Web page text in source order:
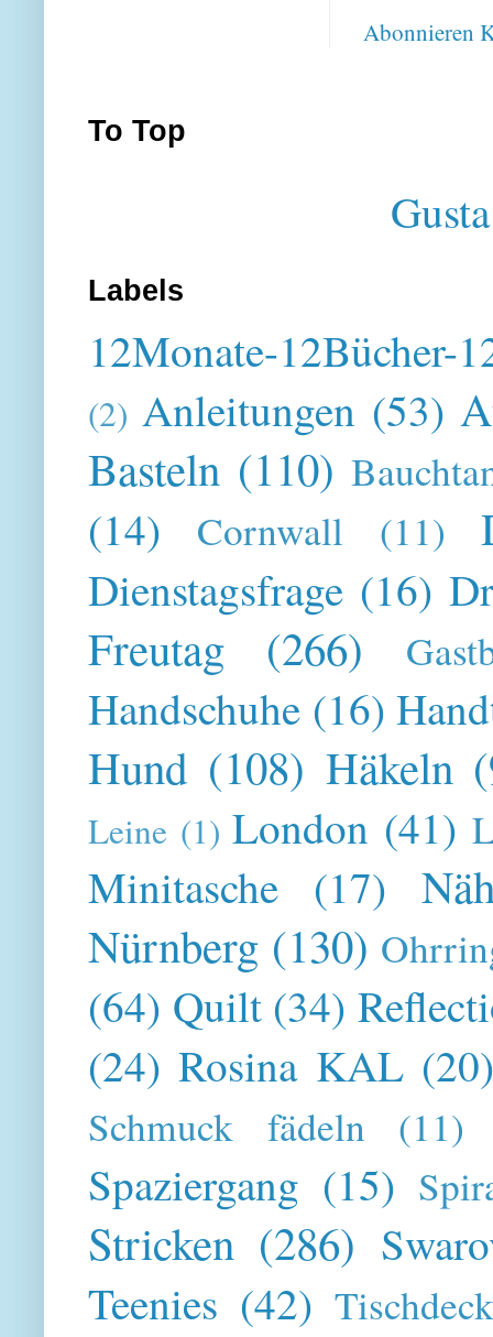
Abonnieren
To Top
Labels
12Monate-12Bücher-
(2) Anleitungen (53)
Basteln (110)
(14) Cornwall (11)
Dienstagsfrage (16)
Freutag (266)
Handschuhe (16)
Hund (108) Häkeln
Leine (1) London (41)
Minitasche (17)
Nürnberg (130)
(64) Quilt (34)
(24) Rosina KAL
Schmuck fädeln (11)
Spaziergang (15)
Stricken (286)
Teenies (42)